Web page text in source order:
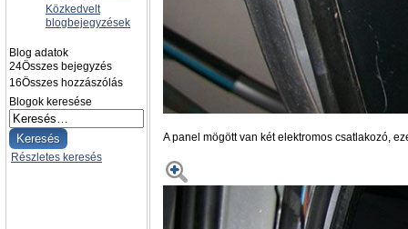
Közkedvelt
blogbejegyzések
Blog adatok
24Összes bejegyzés
16Összes hozzászólás
Blogok keresése
Részletes keresés
A panel mögött van két elektromos csatlakozó,